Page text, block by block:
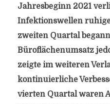
Jahresbeginn 2021
Infektionswellen
zweiten Quartal
Büroflächenumsatz
zeigte im weiteren
kontinuierliche
vierten Quartal waren